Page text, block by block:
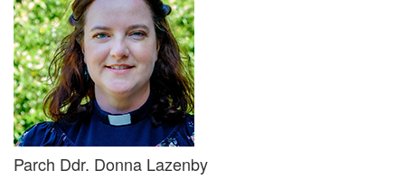
Parch Ddr. Donna Lazenby